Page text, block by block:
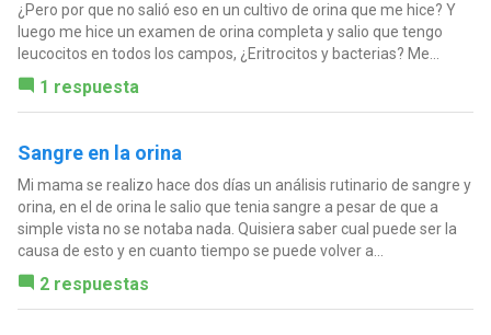
¿Pero por que no salió eso en un cultivo de orina que me hice? Y
luego me hice un examen de orina completa y salio que tengo
leucocitos en todos los campos, ¿Eritrocitos y bacterias? Me...
1 respuesta
Sangre en la orina
Mi mama se realizo hace dos días un análisis rutinario de sangre y
orina, en el de orina le salio que tenia sangre a pesar de que a
simple vista no se notaba nada. Quisiera saber cual puede ser la
causa de esto y en cuanto tiempo se puede volver a...
2 respuestas